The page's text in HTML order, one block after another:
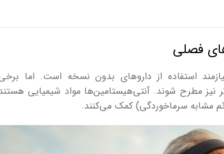
فصلی
استفاده از داروهای بدون نسخه است. اما
نیز مطرح شوند. آنتی‌هیستامین‌ها مواد شیمیایی
مشابه سرماخوردگی) کمک می‌کنند.